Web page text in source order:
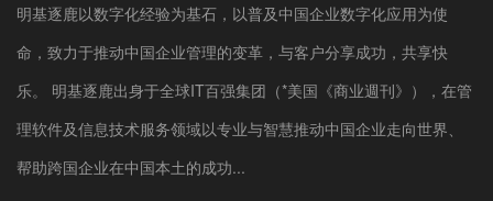
明基逐鹿以数字化经验为基石，以普及中国企业数字化应用为使
命，致力于推动中国企业管理的变革，与客户分享成功，共享快
乐。 明基逐鹿出身于全球IT百强集团（*美国《商业週刊》），在管
理软件及信息技术服务领域以专业与智慧推动中国企业走向世界、
帮助跨国企业在中国本土的成功...